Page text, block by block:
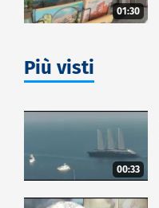
01:30
Più visti
00:33